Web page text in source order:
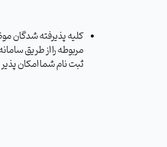
مربوطه را از طریق
ثبت نام شما امکان